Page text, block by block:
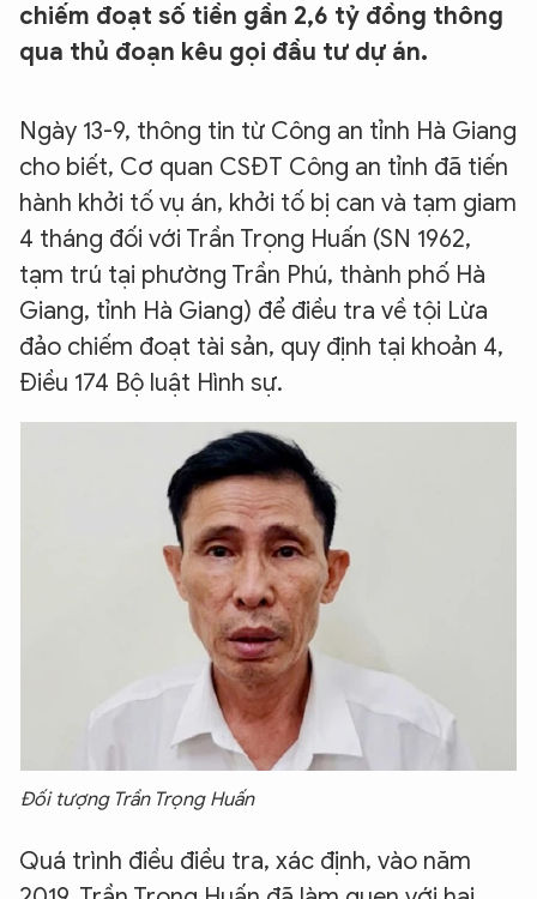
chiếm đoạt số tiền gần 2,6 tỷ đồng thông
qua thủ đoạn kêu gọi đầu tư dự án.
Ngày 13-9, thông tin từ Công an tỉnh Hà Giang
cho biết, Cơ quan CSĐT Công an tỉnh đã tiến
hành khởi tố vụ án, khởi tố bị can và tạm giam
4 tháng đối với Trần Trọng Huấn (SN 1962,
tạm trú tại phường Trần Phú, thành phố Hà
Giang, tỉnh Hà Giang) để điều tra về tội Lừa
đảo chiếm đoạt tài sản, quy định tại khoản 4,
Điều 174 Bộ luật Hình sự.
Đối tượng Trần Trọng Huấn
Quá trình điều điều tra, xác định, vào năm